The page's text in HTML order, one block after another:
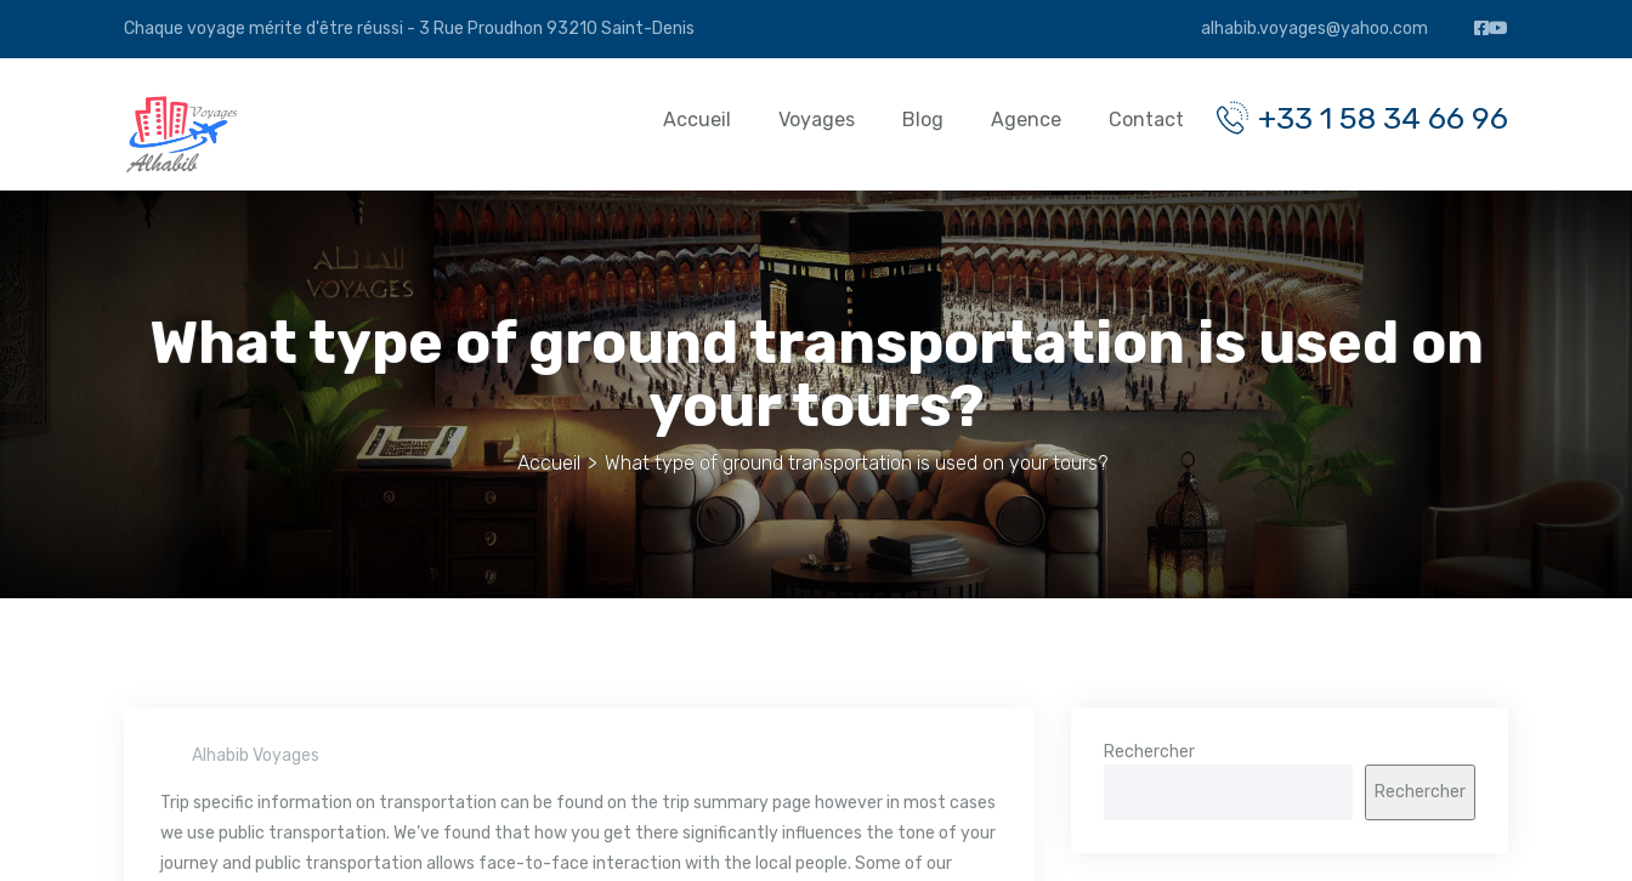
Chaque voyage mérite d'être réussi - 3 Rue Proudhon 93210 Saint-Denis alhabib.voyages@yahoo.com
+33 1 58 34 66 96
Accueil Voyages Blog Agence Contact
What type of ground transportation is used on
your tours?
Accueil > What type of ground transportation is used on your tours?
Alhabib Voyages
Trip specific information on transportation can be found on the trip summary page however in most cases
we use public transportation. We’ve found that how you get there significantly influences the tone of your
journey and public transportation allows face-to-face interaction with the local people. Some of our
Rechercher
Rechercher